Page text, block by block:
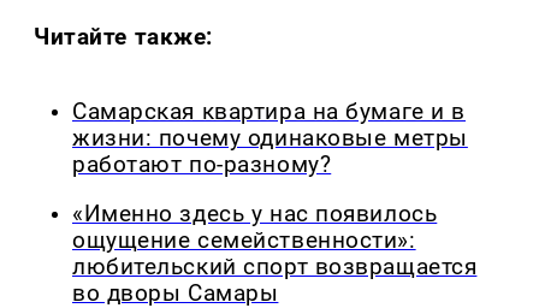
Читайте также:
Самарская квартира на бумаге и в
жизни: почему одинаковые метры
работают по-разному?
«Именно здесь у нас появилось
ощущение семейственности»:
любительский спорт возвращается
во дворы Самары